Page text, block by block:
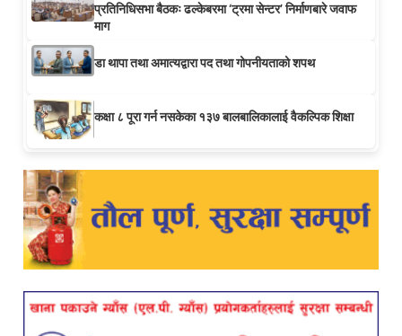
प्रतिनिधिसभा बैठकः ढल्केबरमा ‘ट्रमा सेन्टर’ निर्माणबारे जवाफ
माग
डा थापा तथा अमात्यद्वारा पद तथा गोपनीयताको शपथ
कक्षा ८ पूरा गर्न नसकेका १३७ बालबालिकालाई वैकल्पिक शिक्षा